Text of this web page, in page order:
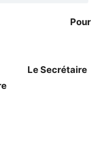
Wi Pour
Secrétaire